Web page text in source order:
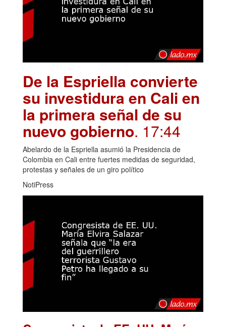
De la Espriella convierte
su investidura en Cali en
la primera señal de su
nuevo gobierno. 17:44
Abelardo de la Espriella asumió la Presidencia de
Colombia en Cali entre fuertes medidas de seguridad,
protestas y señales de un giro político
NotiPress